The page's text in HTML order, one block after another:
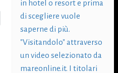
in hotel o resort e prima
di scegliere vuole
saperne di più.
"Visitandolo" attraverso
un video selezionato da
mareonline.it. I titolari